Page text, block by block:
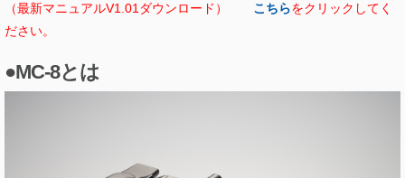
（最新マニュアルV1.01ダウンロード） こちらをクリックしてく
ださい。
●MC-8とは